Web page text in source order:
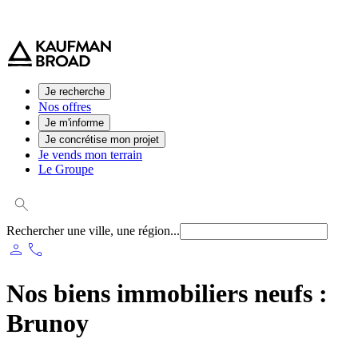
Je recherche
Nos offres
Je m'informe
Je concrétise mon projet
Je vends mon terrain
Le Groupe
Rechercher une ville, une région...
person phone
Nos biens immobiliers neufs :
Brunoy